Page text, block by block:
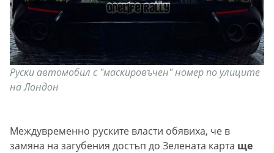
Руски автомобил с "маскировъчен" номер по улиците
на Лондон
Междувременно руските власти обявиха, че в
замяна на загубения достъп до Зелената карта ще